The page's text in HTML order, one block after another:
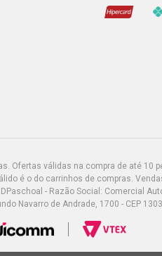
válidas na compra de até
é o do carrinhos de compras.
- Razão Social: Comercial
Navarro de Andrade, 1700 - CEP